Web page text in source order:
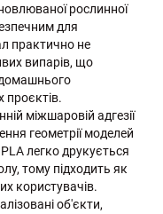
рослинної
для
практично не
випарів, що
проєктів.
міжшаровій адгезії
геометрії моделей
легко друкується
тому підходить як
користувачів.
об'єкти,